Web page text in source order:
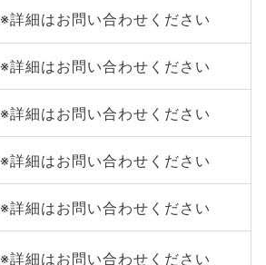
※詳細はお問い合わせください
※詳細はお問い合わせください
※詳細はお問い合わせください
※詳細はお問い合わせください
※詳細はお問い合わせください
※詳細はお問い合わせください